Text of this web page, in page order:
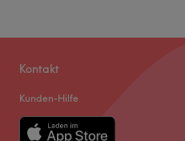
Kontakt
Kunden-Hilfe